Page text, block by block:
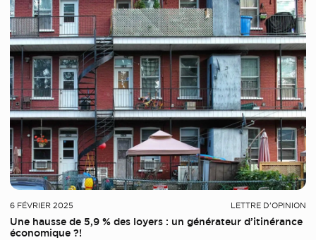
6 FÉVRIER 2025 LETTRE D'OPINION
Une hausse de 5,9 % des loyers : un générateur d’itinérance
économique ?!